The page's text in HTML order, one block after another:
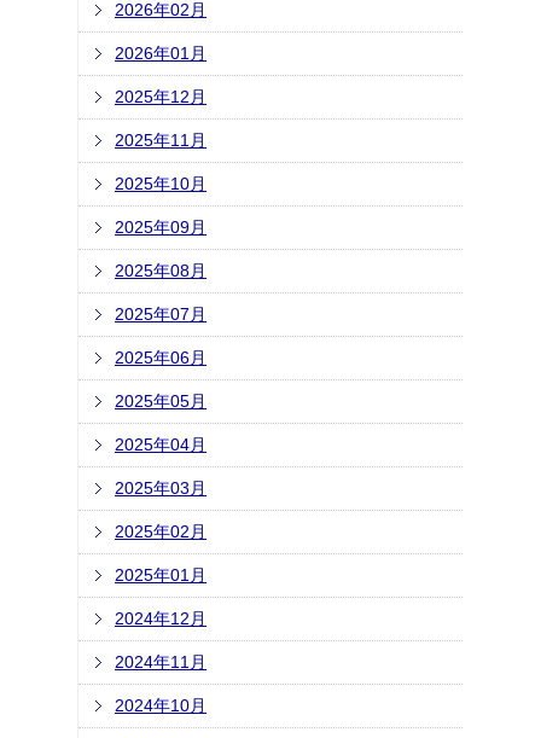
2026年02月
2026年01月
2025年12月
2025年11月
2025年10月
2025年09月
2025年08月
2025年07月
2025年06月
2025年05月
2025年04月
2025年03月
2025年02月
2025年01月
2024年12月
2024年11月
2024年10月